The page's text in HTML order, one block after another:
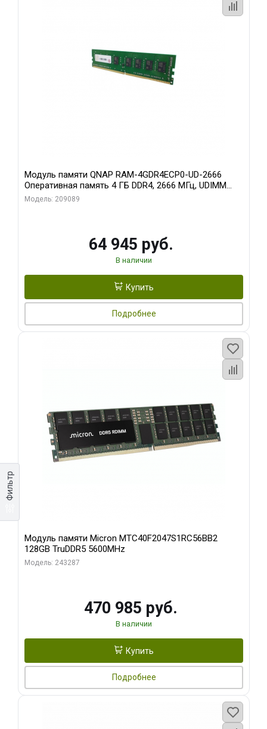
Фильтр
Модуль памяти QNAP RAM-4GDR4ECP0-UD-2666
Оперативная память 4 ГБ DDR4, 2666 МГц, UDIMM
ECC
Модель: 209089
64 945 руб.
В наличии
Купить
Подробнее
Модуль памяти Micron MTC40F2047S1RC56BB2
128GB TruDDR5 5600MHz
Модель: 243287
470 985 руб.
В наличии
Купить
Подробнее